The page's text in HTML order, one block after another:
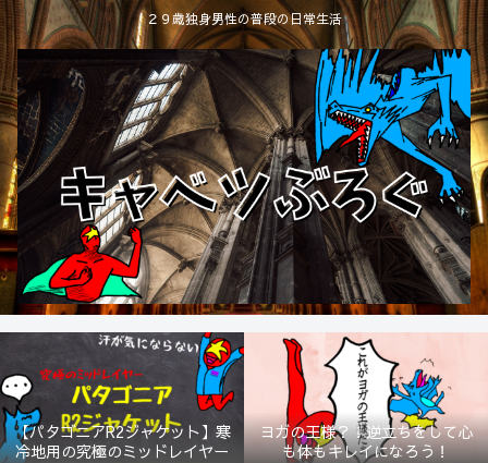
２９歳独身男性の普段の日常生活
【パタゴニアR2ジャケット】寒
冷地用の究極のミッドレイヤー
ヨガの王様？！逆立ちをして心
も体もキレイになろう！